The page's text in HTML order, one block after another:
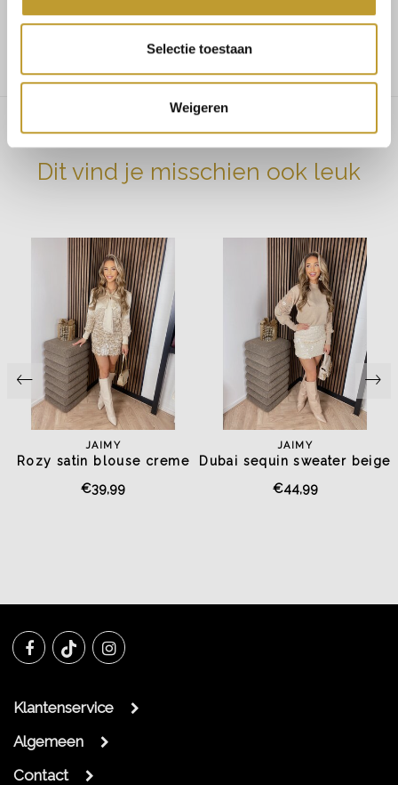
Selectie toestaan
Weigeren
Dit vind je misschien ook leuk
JAIMY
Rozy satin blouse creme
€39,99
JAIMY
Dubai sequin sweater beige
€44,99
Klantenservice
Algemeen
Contact